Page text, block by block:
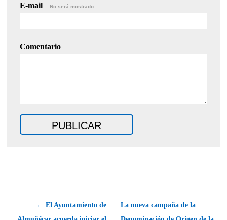
E-mail No será mostrado.
Comentario
← El Ayuntamiento de
La nueva campaña de la